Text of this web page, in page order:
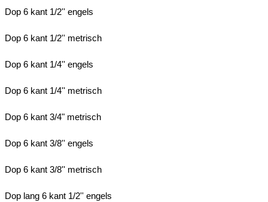
Dop 6 kant 1/2'' engels
Dop 6 kant 1/2'' metrisch
Dop 6 kant 1/4'' engels
Dop 6 kant 1/4'' metrisch
Dop 6 kant 3/4" metrisch
Dop 6 kant 3/8'' engels
Dop 6 kant 3/8'' metrisch
Dop lang 6 kant 1/2'' engels